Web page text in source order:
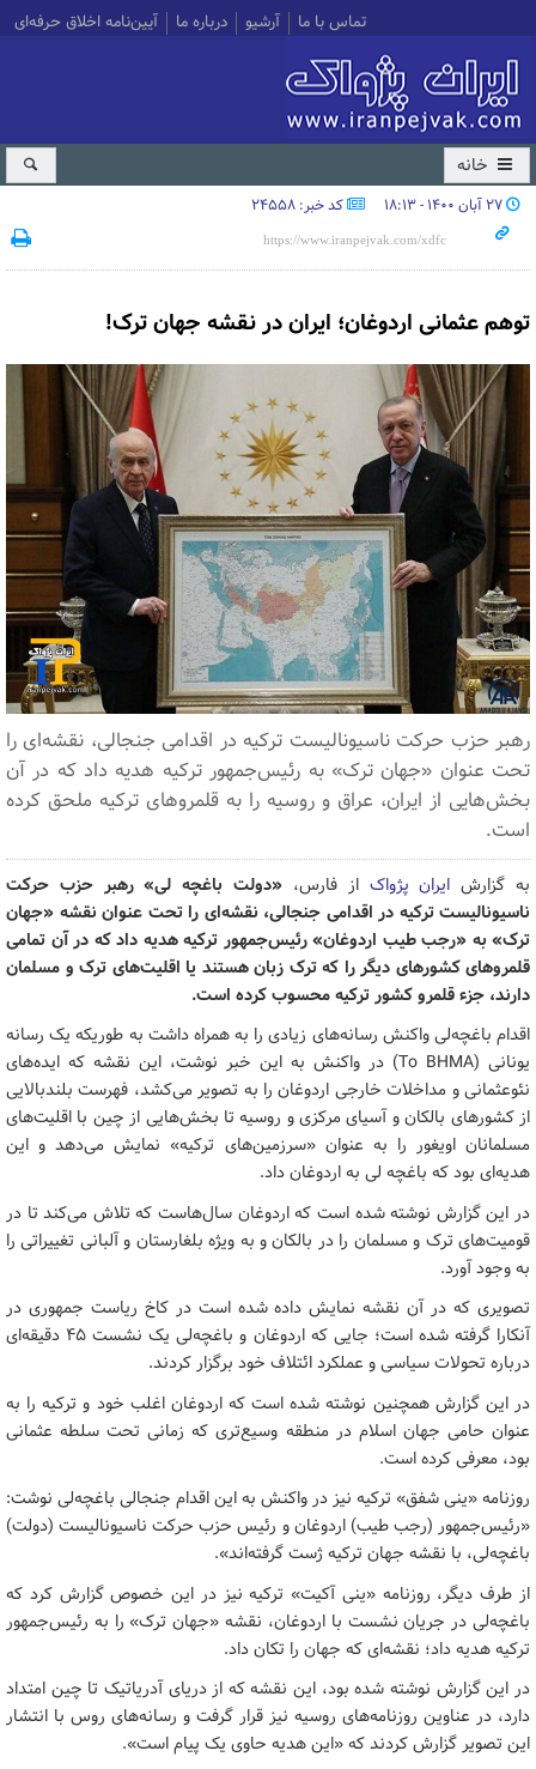
تماس با ما آرشیو درباره ما آیین‌نامه اخلاق حرفه‌ای
خانه
۲۷ آبان ۱۴۰۰ - ۱۸:۱۳ کد خبر: 24558
توهم عثمانی اردوغان؛ ایران در نقشه جهان ترک!
رهبر حزب حرکت ناسیونالیست ترکیه در اقدامی جنجالی‌، نقشه‌ای را
تحت عنوان «جهان ترک» به رئیس‌جمهور ترکیه هدیه داد که در آن
بخش‌هایی از ایران، عراق و روسیه را به قلمروهای ترکیه ملحق کرده
است.
به گزارش ایران پژواک از فارس، «دولت باغچه لی» رهبر حزب حرکت
ناسیونالیست ترکیه در اقدامی جنجالی، نقشه‌ای را تحت عنوان نقشه «جهان
ترک» به «رجب طیب اردوغان» رئیس‌جمهور ترکیه هدیه داد که در آن تمامی
قلمروهای کشورهای دیگر را که ترک زبان هستند یا اقلیت‌های ترک و مسلمان
دارند، جزء قلمرو کشور ترکیه محسوب کرده است.
اقدام باغچه‌لی واکنش رسانه‌های زیادی را به همراه داشت به طوریکه یک رسانه
یونانی (To BHMA) در واکنش به این خبر نوشت، این نقشه که ایده‌های
نئوعثمانی و مداخلات خارجی اردوغان را به تصویر می‌کشد، فهرست بلندبالایی
از کشورهای بالکان و آسیای مرکزی و روسیه تا بخش‌هایی از چین با اقلیت‌های
مسلمانان اویغور را به عنوان «سرزمین‌های ترکیه» نمایش می‌دهد و این
هدیه‌ای بود که باغچه لی به اردوغان داد.
در این گزارش نوشته شده است که اردوغان سال‌هاست که تلاش می‌کند تا در
قومیت‌های ترک و مسلمان را در بالکان و به ویژه بلغارستان و آلبانی تغییراتی را
به وجود آورد.
تصویری که در آن نقشه نمایش داده شده است در کاخ ریاست جمهوری در
آنکارا گرفته شده است؛ جایی که اردوغان و باغچه‌لی یک نشست ۴۵ دقیقه‌ای
درباره تحولات سیاسی و عملکرد ائتلاف خود برگزار کردند.
در این گزارش همچنین نوشته شده است که اردوغان اغلب خود و ترکیه را به
عنوان حامی جهان اسلام در منطقه وسیع‌تری که زمانی تحت سلطه عثمانی
بود، معرفی کرده است.
روزنامه «ینی شفق» ترکیه نیز در واکنش به این اقدام جنجالی باغچه‌لی نوشت:
«رئیس‌جمهور (رجب طیب) اردوغان و رئیس حزب حرکت ناسیونالیست (دولت)
باغچه‌لی، با نقشه جهان ترکیه ژست گرفته‌اند».
از طرف دیگر، روزنامه «ینی آکیت» ترکیه نیز در این خصوص گزارش کرد که
باغچه‌لی در جریان نشست با اردوغان، نقشه «جهان ترک» را به رئیس‌جمهور
ترکیه هدیه داد؛ نقشه‌ای که جهان را تکان داد.
در این گزارش نوشته شده بود، این نقشه که از دریای آدریاتیک تا چین امتداد
دارد، در عناوین روزنامه‌های روسیه نیز قرار گرفت و رسانه‌های روس با انتشار
این تصویر گزارش کردند که «این هدیه حاوی یک پیام است».